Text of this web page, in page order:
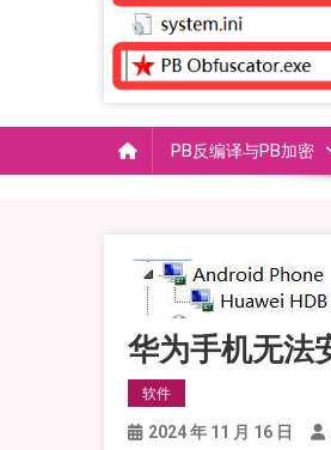
PB反编译与PB加密
华为手机无法
软件
2024 年 11 月 16 日